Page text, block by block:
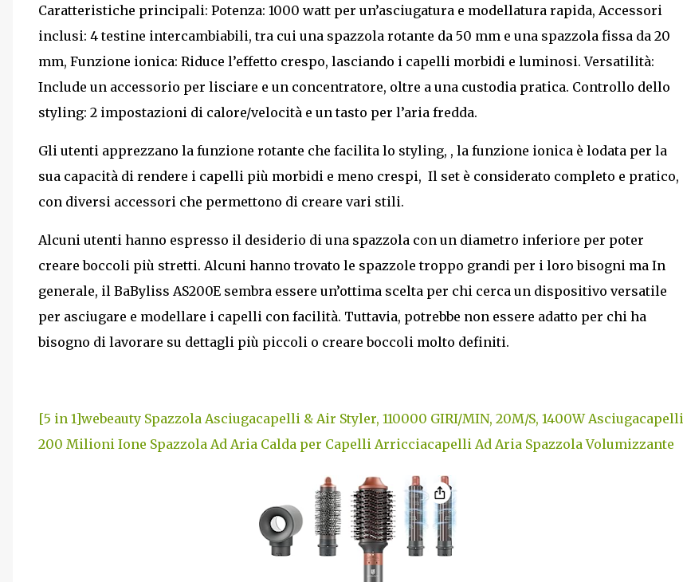
Caratteristiche principali: Potenza: 1000 watt per un’asciugatura e modellatura rapida, Accessori
inclusi: 4 testine intercambiabili, tra cui una spazzola rotante da 50 mm e una spazzola fissa da 20
mm, Funzione ionica: Riduce l’effetto crespo, lasciando i capelli morbidi e luminosi. Versatilità:
Include un accessorio per lisciare e un concentratore, oltre a una custodia pratica. Controllo dello
styling: 2 impostazioni di calore/velocità e un tasto per l’aria fredda.
Gli utenti apprezzano la funzione rotante che facilita lo styling, , la funzione ionica è lodata per la
sua capacità di rendere i capelli più morbidi e meno crespi, Il set è considerato completo e pratico,
con diversi accessori che permettono di creare vari stili.
Alcuni utenti hanno espresso il desiderio di una spazzola con un diametro inferiore per poter
creare boccoli più stretti. Alcuni hanno trovato le spazzole troppo grandi per i loro bisogni ma In
generale, il BaByliss AS200E sembra essere un’ottima scelta per chi cerca un dispositivo versatile
per asciugare e modellare i capelli con facilità. Tuttavia, potrebbe non essere adatto per chi ha
bisogno di lavorare su dettagli più piccoli o creare boccoli molto definiti.
[5 in 1]webeauty Spazzola Asciugacapelli & Air Styler, 110000 GIRI/MIN, 20M/S, 1400W Asciugacapelli
200 Milioni Ione Spazzola Ad Aria Calda per Capelli Arricciacapelli Ad Aria Spazzola Volumizzante